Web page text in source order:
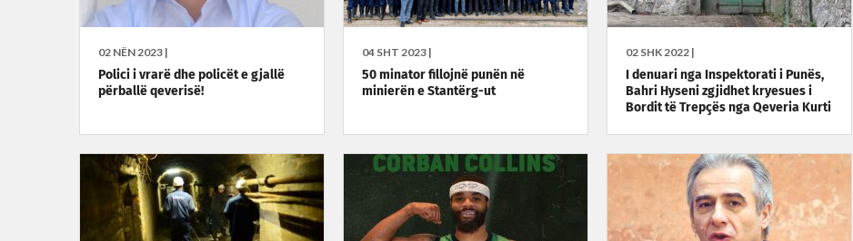
02 NËN 2023 |
Polici i vrarë dhe policët e gjallë
përballë qeverisë!
04 SHT 2023 |
50 minator fillojnë punën në
minierën e Stantërg-ut
02 SHK 2022 |
I denuari nga Inspektorati i Punës,
Bahri Hyseni zgjidhet kryesues i
Bordit të Trepçës nga Qeveria Kurti